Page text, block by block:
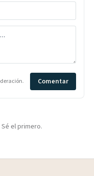
Comentar
el primero.